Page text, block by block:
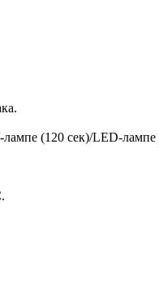
(120 сек)/LED-лампе